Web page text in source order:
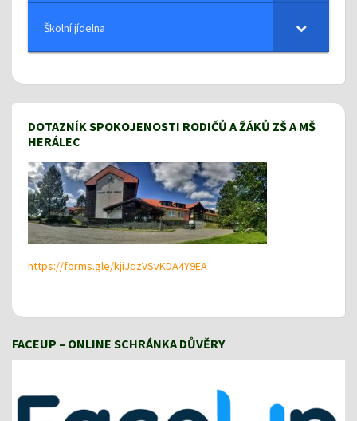
Školní jídelna
DOTAZNÍK SPOKOJENOSTI RODIČŮ A ŽÁKŮ ZŠ A MŠ
HERÁLEC
https://forms.gle/kjiJqzVSvKDA4Y9EA
FACEUP – ONLINE SCHRÁNKA DŮVĚRY